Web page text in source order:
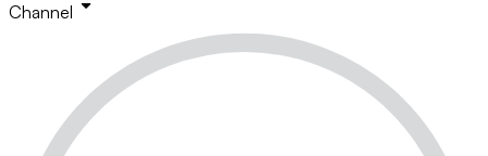
Channel